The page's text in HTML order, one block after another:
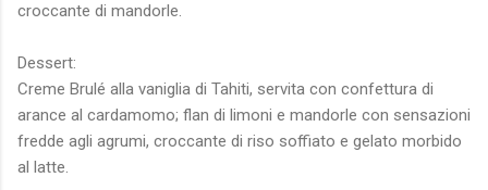
croccante di mandorle.
Dessert:
Creme Brulé alla vaniglia di Tahiti, servita con confettura di
arance al cardamomo; flan di limoni e mandorle con sensazioni
fredde agli agrumi, croccante di riso soffiato e gelato morbido
al latte.